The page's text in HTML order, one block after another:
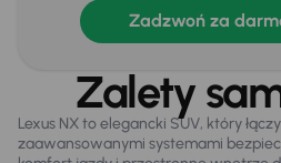
Stereo
WSP. KIEROWNICY
Zamek centralny
Zadzwoń za
Zalety
Lexus NX to elegancki SUV, który
zaawansowanymi systemami